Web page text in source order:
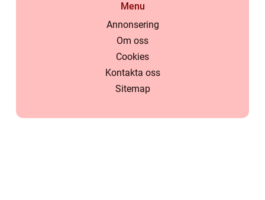
Menu
Annonsering
Om oss
Cookies
Kontakta oss
Sitemap